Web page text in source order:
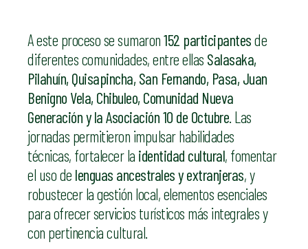
A este proceso se sumaron152 participantesde
diferentes comunidades, entre ellas Salasaka,
Pilahuín, Quisapincha, San Fernando, Pasa, Juan
Benigno Vela, Chibuleo, Comunidad Nueva
Generación y la Asociación 10 de Octubre. Las
jornadas permitieron impulsar habilidades
técnicas, fortalecer la identidad cultural, fomentar
el uso de lenguas ancestrales y extranjeras, y
robustecer la gestión local, elementos esenciales
para ofrecer servicios turísticos más integrales y
con pertinencia cultural.